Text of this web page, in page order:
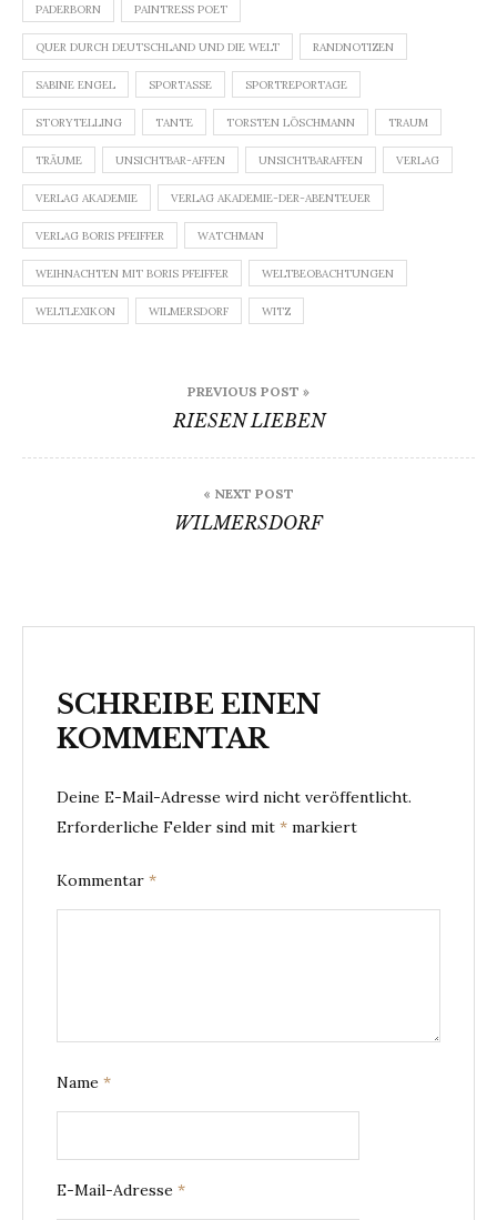
PADERBORN PAINTRESS POET
QUER DURCH DEUTSCHLAND UND DIE WELT RANDNOTIZEN
SABINE ENGEL SPORTASSE SPORTREPORTAGE
STORYTELLING TANTE TORSTEN LÖSCHMANN TRAUM
TRÄUME UNSICHTBAR-AFFEN UNSICHTBARAFFEN VERLAG
VERLAG AKADEMIE VERLAG AKADEMIE-DER-ABENTEUER
VERLAG BORIS PFEIFFER WATCHMAN
WEIHNACHTEN MIT BORIS PFEIFFER WELTBEOBACHTUNGEN
WELTLEXIKON WILMERSDORF WITZ
PREVIOUS POST »
RIESEN LIEBEN
« NEXT POST
WILMERSDORF
SCHREIBE EINEN
KOMMENTAR
Deine E-Mail-Adresse wird nicht veröffentlicht.
Erforderliche Felder sind mit * markiert
Kommentar *
Name *
E-Mail-Adresse *